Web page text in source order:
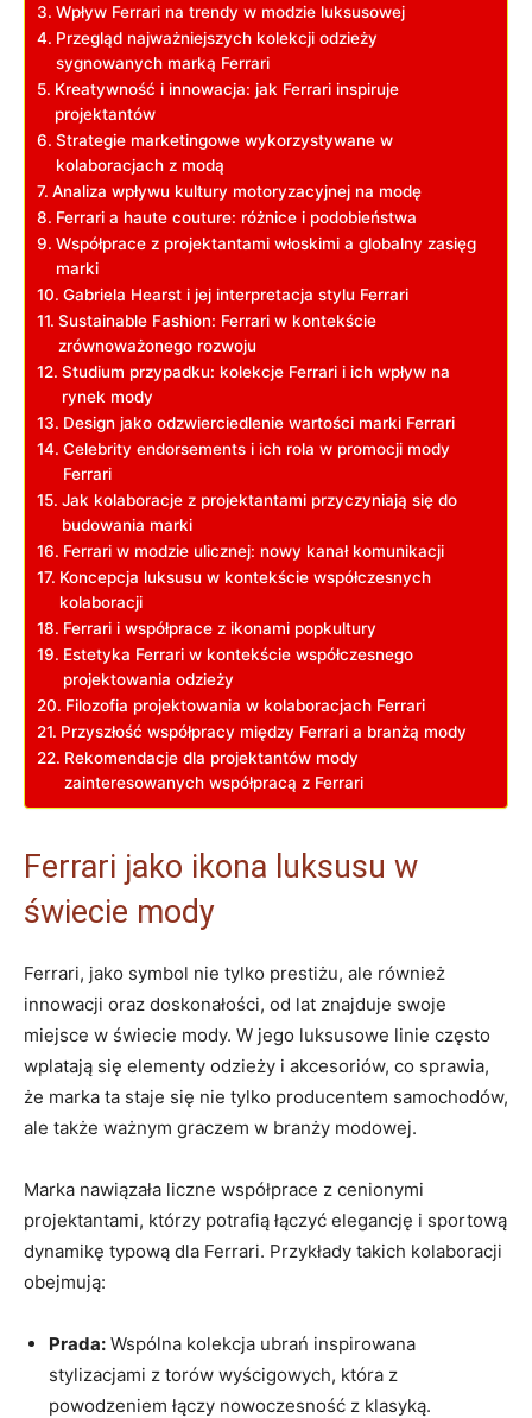
Wpływ Ferrari na trendy​ w modzie luksusowej
Przegląd najważniejszych kolekcji odzieży
sygnowanych marką Ferrari
Kreatywność i innowacja: jak‌ Ferrari ⁤inspiruje‍
projektantów
Strategie ‌marketingowe wykorzystywane w
kolaboracjach‌ z modą
Analiza ‌wpływu kultury motoryzacyjnej na modę
Ferrari ​a haute couture: różnice i podobieństwa
Współprace‌ z projektantami włoskimi​ a‍ globalny zasięg
marki
Gabriela ​Hearst‍ i ‌jej interpretacja stylu ⁣Ferrari
Sustainable Fashion: Ferrari w kontekście
zrównoważonego rozwoju
Studium⁣ przypadku: kolekcje Ferrari‍ i⁣ ich ⁢wpływ na⁤
rynek mody
Design jako odzwierciedlenie⁣ wartości ‌marki Ferrari
Celebrity endorsements​ i ich rola w promocji mody
Ferrari
Jak ⁢kolaboracje z projektantami przyczyniają ⁢się do
budowania marki
Ferrari⁢ w modzie ulicznej: nowy kanał komunikacji
Koncepcja ⁣luksusu ‌w ⁣kontekście współczesnych‍
kolaboracji
Ferrari⁤ i współprace z⁤ ikonami popkultury
Estetyka Ferrari w kontekście⁤ współczesnego
⁤projektowania odzieży
Filozofia projektowania​ w kolaboracjach Ferrari
Przyszłość współpracy⁣ między Ferrari a branżą mody
Rekomendacje dla projektantów‌ mody
zainteresowanych współpracą ⁤z Ferrari
Ferrari jako ikona luksusu ‍w
⁤świecie mody
Ferrari, jako‌ symbol nie‌ tylko prestiżu, ale również ​
innowacji ​oraz ‍doskonałości,⁢ od‍ lat znajduje swoje
miejsce w świecie mody. W jego luksusowe linie często⁤
wplatają się elementy odzieży i akcesoriów, co sprawia,
że marka ta staje⁣ się ⁣nie tylko producentem samochodów,
ale także⁣ ważnym‌ graczem‌ w branży modowej.
Marka⁢ nawiązała liczne współprace z⁣ cenionymi
projektantami,⁤ którzy‍ potrafią łączyć elegancję i⁣ sportową⁤
dynamikę⁣ typową dla Ferrari. Przykłady ⁤takich kolaboracji
obejmują:
Prada: Wspólna kolekcja ubrań inspirowana
stylizacjami z torów wyścigowych, która ​z
⁢powodzeniem łączy nowoczesność z klasyką.